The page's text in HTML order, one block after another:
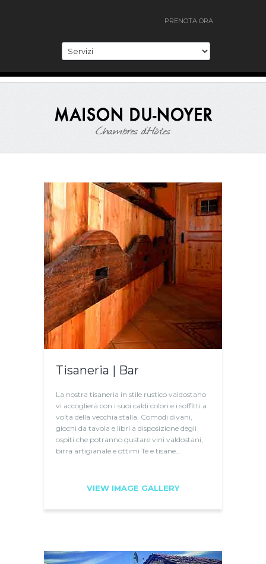
PRENOTA ORA
Tisaneria | Bar
La nostra tisaneria in stile rustico valdostano
vi accoglierà con i suoi caldi colori e i soffitti a
volta della vecchia stalla. Comodi divani,
giochi da tavola e libri a disposizione degli
ospiti che potranno gustare vini valdostani,
birra artigianale e ottimi Tè e tisane…
VIEW IMAGE GALLERY